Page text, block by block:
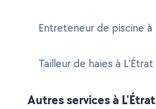
Entreteneur de piscine à
Tailleur de haies à L'Étrat
Autres services à L'Étrat